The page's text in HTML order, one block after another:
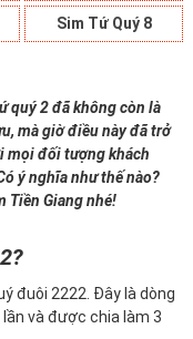
Sim Tứ Quý 8
quý 2 đã không còn là
mà giờ điều này đã trở
mọi đối tượng khách
ý nghĩa như thế nào?
Tiền Giang nhé!
đuôi 2222. Đây là dòng
và được chia làm 3